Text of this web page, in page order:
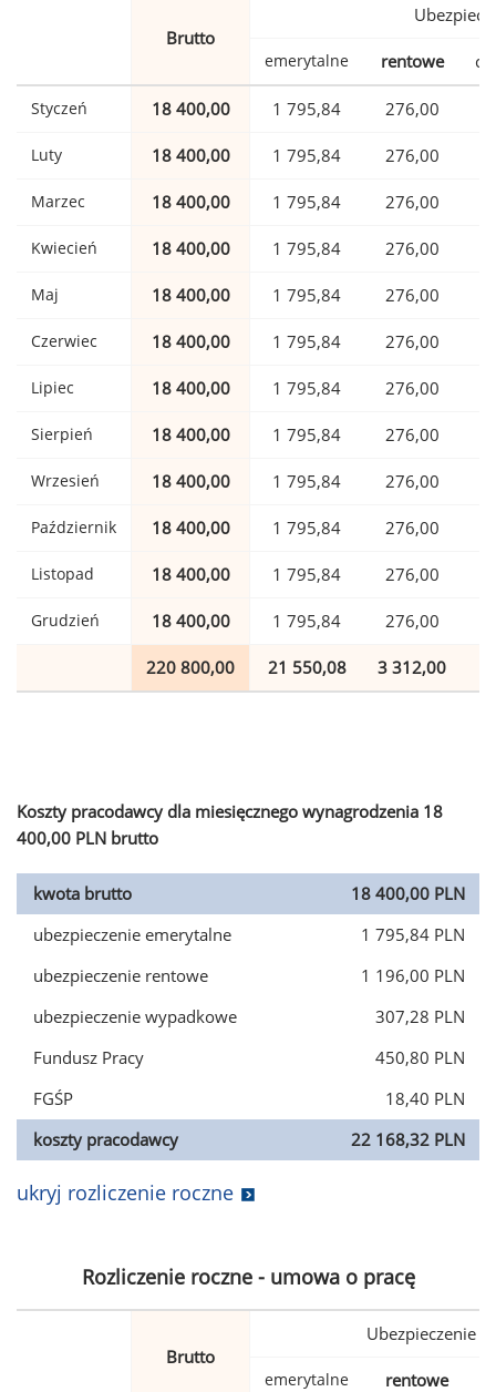
Brutto
emerytalne rentowe
Styczeń 18 400,00 1 795,84 276,00
Luty 18 400,00 1 795,84 276,00
Marzec 18 400,00 1 795,84 276,00
Kwiecień 18 400,00 1 795,84 276,00
Maj 18 400,00 1 795,84 276,00
Czerwiec 18 400,00 1 795,84 276,00
Lipiec 18 400,00 1 795,84 276,00
Sierpień 18 400,00 1 795,84 276,00
Wrzesień 18 400,00 1 795,84 276,00
Październik 18 400,00 1 795,84 276,00
Listopad 18 400,00 1 795,84 276,00
Grudzień 18 400,00 1 795,84 276,00
220 800,00 21 550,08 3 312,00
Koszty pracodawcy dla miesięcznego wynagrodzenia 18
400,00 PLN brutto
kwota brutto
18 400,00 PLN
ubezpieczenie emerytalne
1 795,84 PLN
ubezpieczenie rentowe
1 196,00 PLN
ubezpieczenie wypadkowe
307,28 PLN
Fundusz Pracy
450,80 PLN
FGŚP
18,40 PLN
koszty pracodawcy
22 168,32 PLN
ukryj rozliczenie roczne
Rozliczenie roczne - umowa o pracę
Brutto
Ubezpieczenie
emerytalne rentowe